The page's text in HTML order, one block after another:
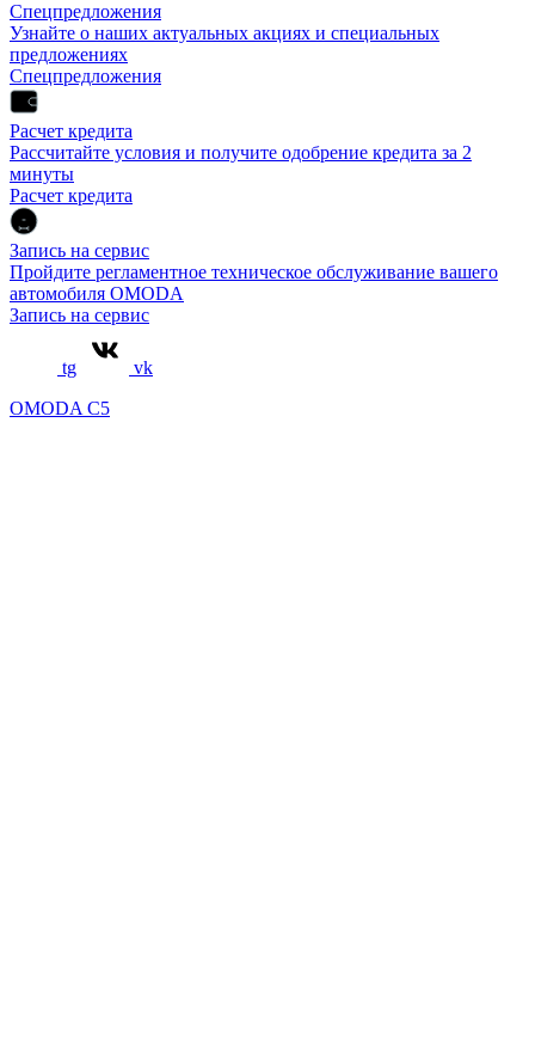
Спецпредложения
Узнайте о наших актуальных акциях и специальных
предложениях
Спецпредложения
Расчет кредита
Рассчитайте условия и получите одобрение кредита за 2
минуты
Расчет кредита
Запись на сервис
Пройдите регламентное техническое обслуживание вашего
автомобиля OMODA
Запись на сервис
tg
vk
OMODA C5